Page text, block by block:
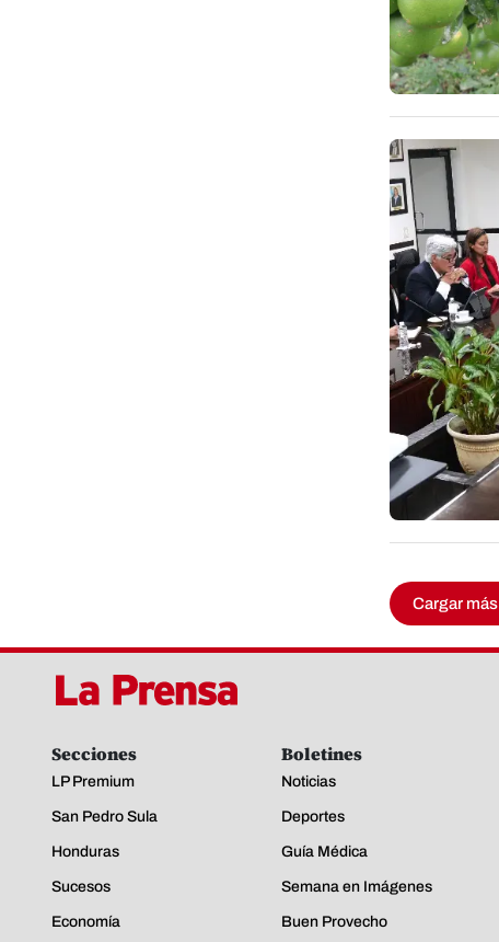
Cargar más
Secciones
LP Premium
San Pedro Sula
Honduras
Sucesos
Economía
Boletines
Noticias
Deportes
Guía Médica
Semana en Imágenes
Buen Provecho